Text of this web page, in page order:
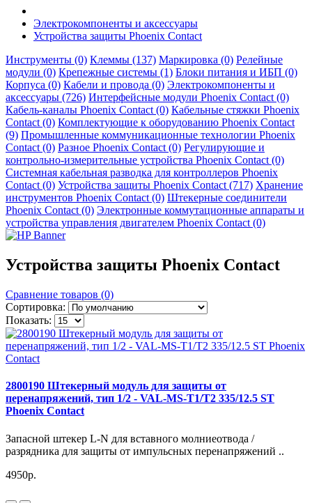
Электрокомпоненты и аксессуары
Устройства защиты Phoenix Contact
Инструменты (0) Клеммы (137) Маркировка (0) Релейные
модули (0) Крепежные системы (1) Блоки питания и ИБП (0)
Корпуса (0) Кабели и провода (0) Электрокомпоненты и
аксессуары (726) Интерфейсные модули Phoenix Contact (0)
Кабель-каналы Phoenix Contact (0) Кабельные стяжки Phoenix
Contact (0) Комплектующие к оборудованию Phoenix Contact
(9) Промышленные коммуникационные технологии Phoenix
Contact (0) Разное Phoenix Contact (0) Регулирующие и
контрольно-измерительные устройства Phoenix Contact (0)
Системная кабельная разводка для контроллеров Phoenix
Contact (0) Устройства защиты Phoenix Contact (717) Хранение
инструментов Phoenix Contact (0) Штекерные соединители
Phoenix Contact (0) Электронные коммутационные аппараты и
устройства управления двигателем Phoenix Contact (0)
Устройства защиты Phoenix Contact
Сравнение товаров (0)
Сортировка:
Показать:
2800190 Штекерный модуль для защиты от
перенапряжений, тип 1/2 - VAL-MS-T1/T2 335/12.5 ST
Phoenix Contact
Запасной штекер L-N для вставного молниеотвода /
разрядника для защиты от импульсных перенапряжений ..
4950р.